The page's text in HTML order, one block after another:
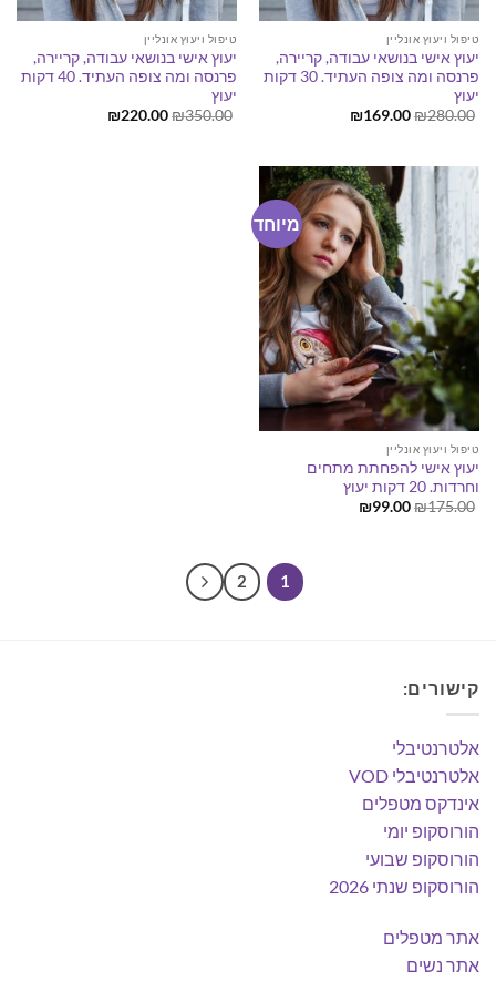
טיפול ויעוץ אונליין
יעוץ אישי בנושאי עבודה, קריירה,
פרנסה ומה צופה העתיד. 30 דקות
יעוץ
₪280.00
המחיר ₪169.00
המחיר
טיפול ויעוץ אונליין
יעוץ אישי בנושאי עבודה, קריירה,
פרנסה ומה צופה העתיד. 40 דקות
יעוץ
₪350.00
המחיר ₪220.00
המחיר
מיוחד
טיפול ויעוץ אונליין
יעוץ אישי להפחתת מתחים
וחרדות. 20 דקות יעוץ
₪175.00
המחיר₪99.00
המחיר
1
2
קישורים:
אלטרנטיבלי
אלטרנטיבלי VOD
אינדקס מטפלים
הורוסקופ יומי
הורוסקופ שבועי
הורוסקופ שנתי 2026
אתר מטפלים
אתר נשים